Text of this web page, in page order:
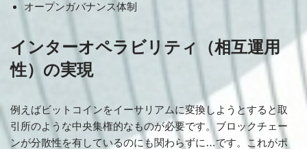
オープンガバナンス体制
インターオペラビリティ（相互運用
性）の実現
例えばビットコインをイーサリアムに変換しようとすると取
引所のような中央集権的なものが必要です。ブロックチェー
ンが分散性を有しているのにも関わらずに…です。これがポ